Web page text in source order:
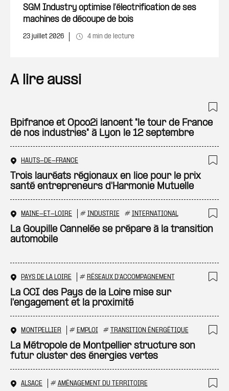
SGM Industry optimise l’électrification de ses
machines de découpe de bois
23 juillet 2026 4 min de lecture
A lire aussi
Bpifrance et Opco2i lancent "le tour de France
de nos industries" à Lyon le 12 septembre
HAUTS-DE-FRANCE
Trois lauréats régionaux en lice pour le prix
santé entrepreneurs d'Harmonie Mutuelle
MAINE-ET-LOIRE # INDUSTRIE # INTERNATIONAL
La Goupille Cannelée se prépare à la transition
automobile
PAYS DE LA LOIRE # RÉSEAUX D'ACCOMPAGNEMENT
La CCI des Pays de la Loire mise sur
l'engagement et la proximité
MONTPELLIER # EMPLOI # TRANSITION ÉNERGÉTIQUE
La Métropole de Montpellier structure son
futur cluster des énergies vertes
ALSACE # AMÉNAGEMENT DU TERRITOIRE